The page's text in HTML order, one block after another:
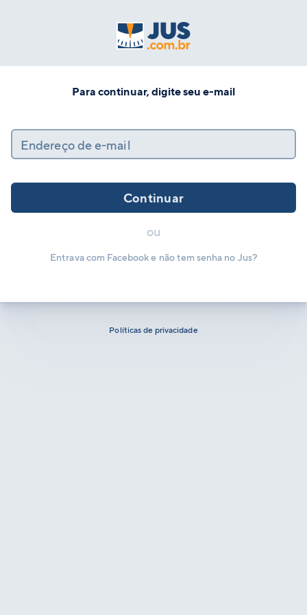
Para continuar, digite seu e-mail
Endereço de e-mail
Continuar
ou
Entrava com Facebook e não tem senha no Jus?
Políticas de privacidade